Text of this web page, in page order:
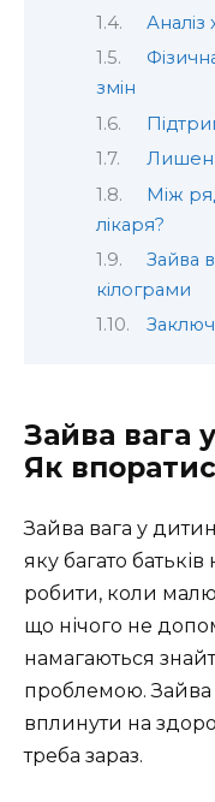
Аналіз
змін
Між
лікаря?
Зайва
кілограми
Зайва вага
Як
Зайва вага у
яку багато
робити, коли
що нічого не
намагаються
проблемою. Зайва
вплинути на
треба зараз.